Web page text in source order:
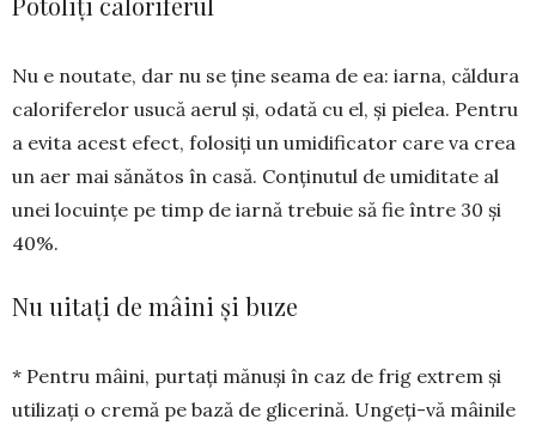
Nu e noutate, dar nu se ține seama de ea: iarna, căldura
caloriferelor usu­că aerul și, odată cu el, și pielea. Pentru
a evita acest efect, folosiți un umidificator care va crea
un aer mai sănătos în casă. Conținutul de umi­ditate al
unei locuințe pe timp de iar­nă trebuie să fie între 30 și
40%.
Nu uitați de mâini și buze
* Pentru mâini, purtați mănuși în caz de frig extrem și
utilizați o cremă pe bază de glicerină. Ungeți-vă mâi­nile